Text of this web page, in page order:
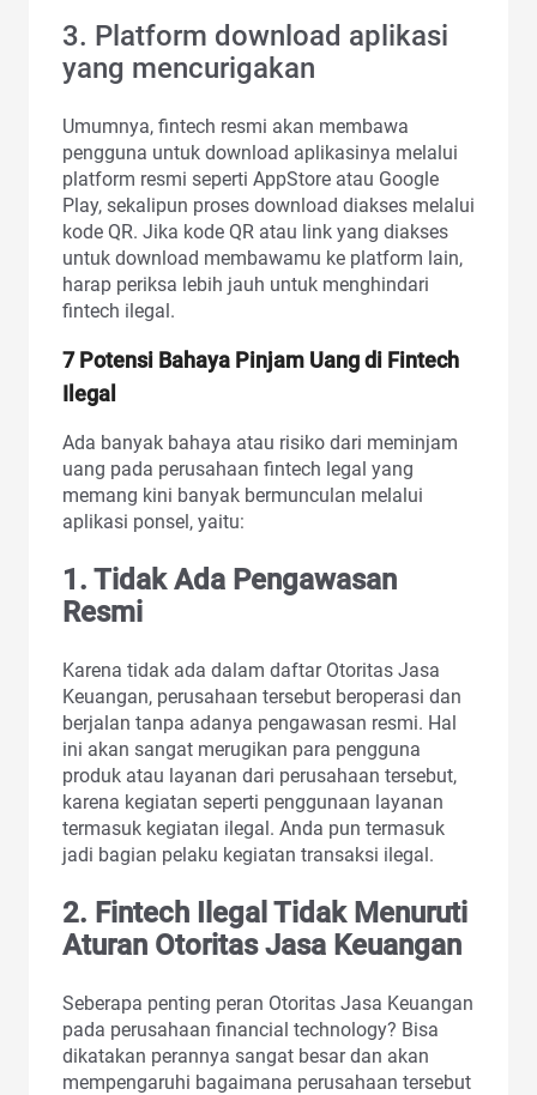
3. Platform download aplikasi
yang mencurigakan
Umumnya, fintech resmi akan membawa
pengguna untuk download aplikasinya melalui
platform resmi seperti AppStore atau Google
Play, sekalipun proses download diakses melalui
kode QR. Jika kode QR atau link yang diakses
untuk download membawamu ke platform lain,
harap periksa lebih jauh untuk menghindari
fintech ilegal.
7 Potensi Bahaya Pinjam Uang di Fintech
Ilegal
Ada banyak bahaya atau risiko dari meminjam
uang pada perusahaan fintech legal yang
memang kini banyak bermunculan melalui
aplikasi ponsel, yaitu:
1. Tidak Ada Pengawasan
Resmi
Karena tidak ada dalam daftar Otoritas Jasa
Keuangan, perusahaan tersebut beroperasi dan
berjalan tanpa adanya pengawasan resmi. Hal
ini akan sangat merugikan para pengguna
produk atau layanan dari perusahaan tersebut,
karena kegiatan seperti penggunaan layanan
termasuk kegiatan ilegal. Anda pun termasuk
jadi bagian pelaku kegiatan transaksi ilegal.
2. Fintech Ilegal Tidak Menuruti
Aturan Otoritas Jasa Keuangan
Seberapa penting peran Otoritas Jasa Keuangan
pada perusahaan financial technology? Bisa
dikatakan perannya sangat besar dan akan
mempengaruhi bagaimana perusahaan tersebut